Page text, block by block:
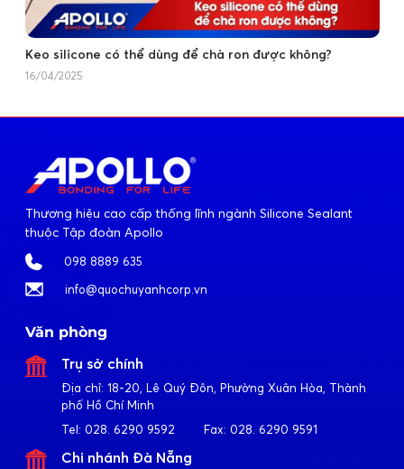
Keo silicone có thể dùng để chà ron được không?
16/04/2025
Thương hiệu cao cấp thống lĩnh ngành Silicone Sealant
thuộc Tập đoàn Apollo
098 8889 635
info@quochuyanhcorp.vn
Văn phòng
Trụ sở chính
Địa chỉ: 18-20, Lê Quý Đôn, Phường Xuân Hòa, Thành
phố Hồ Chí Minh
Tel: 028. 6290 9592 Fax: 028. 6290 9591
Chi nhánh Đà Nẵng